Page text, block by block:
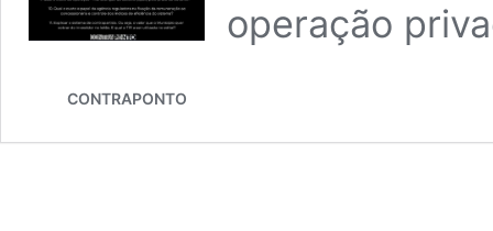
operação
CONTRAPONTO